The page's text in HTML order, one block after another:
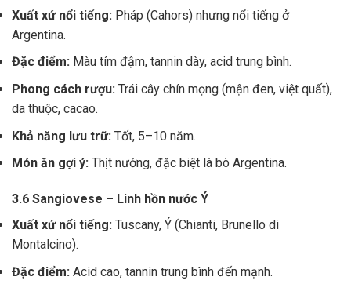
Xuất xứ nổi tiếng: Pháp (Cahors) nhưng nổi tiếng ở
Argentina.
Đặc điểm: Màu tím đậm, tannin dày, acid trung bình.
Phong cách rượu: Trái cây chín mọng (mận đen, việt quất),
da thuộc, cacao.
Khả năng lưu trữ: Tốt, 5–10 năm.
Món ăn gợi ý: Thịt nướng, đặc biệt là bò Argentina.
3.6 Sangiovese – Linh hồn nước Ý
Xuất xứ nổi tiếng: Tuscany, Ý (Chianti, Brunello di
Montalcino).
Đặc điểm: Acid cao, tannin trung bình đến mạnh.